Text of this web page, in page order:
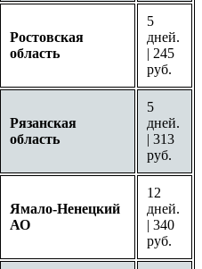
Ростовская
область
5
дней.
| 245
руб.
Рязанская
область
5
дней.
| 313
руб.
Ямало-Ненецкий
АО
12
дней.
| 340
руб.